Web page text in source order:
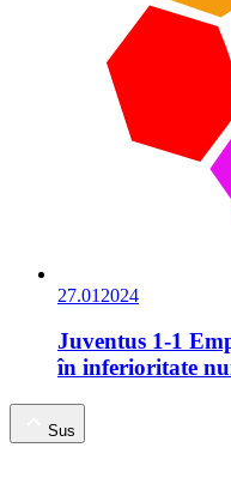
27.01 2024
Juventus 1-1
în inferioritate
Sus